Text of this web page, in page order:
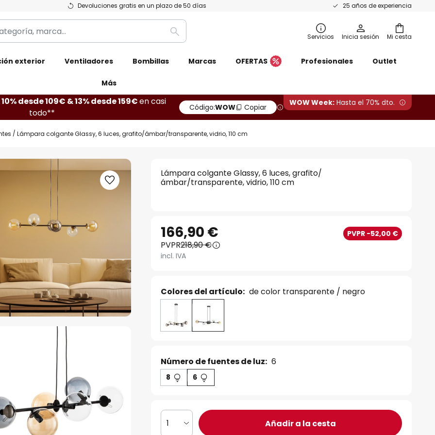
Devoluciones gratis en un plazo de 50 días 25 años de experiencia
Mi cesta
Buscar Servicios Inicia sesión
exterior Ventiladores Bombillas Marcas OFERTAS Profesionales Outlet
Más
10% desde 109€ & 13% desde 159€en casi
todo**
Código:WOW Copiar WOW Week: Hasta el 70% dto.
Lámpara colgante Glassy, 6 luces, grafito/ámbar/transparente, vidrio, 110 cm
Lámpara colgante Glassy, 6 luces, grafito/
ámbar/transparente, vidrio, 110 cm
166,90 € PVPR -52,00 €
PVPR218,90 €
incl. IVA
Colores del artículo: de color transparente / negro
Número de fuentes de luz: 6
8 6
1 Añadir a la cesta